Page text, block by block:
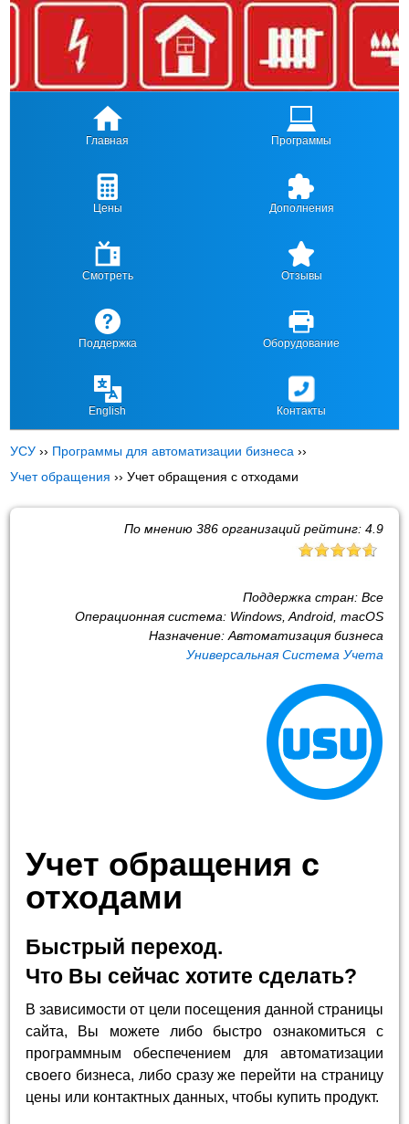
Главная Программы
Цены Дополнения
Смотреть Отзывы
Поддержка Оборудование
English Контакты
УСУ ›› Программы для автоматизации бизнеса ››
Учет обращения ››Учет обращения с отходами
По мнению 386организаций рейтинг: 4.9
Поддержка стран: Все
Операционная система: Windows, Android, macOS
Назначение: Автоматизация бизнеса
Универсальная Система Учета
Учет обращения с
отходами
Быстрый переход.
Что Вы сейчас хотите сделать?
В зависимости от цели посещения данной страницы
сайта, Вы можете либо быстро ознакомиться с
программным обеспечением для автоматизации
своего бизнеса, либо сразу же перейти на страницу
цены или контактных данных, чтобы купить продукт.